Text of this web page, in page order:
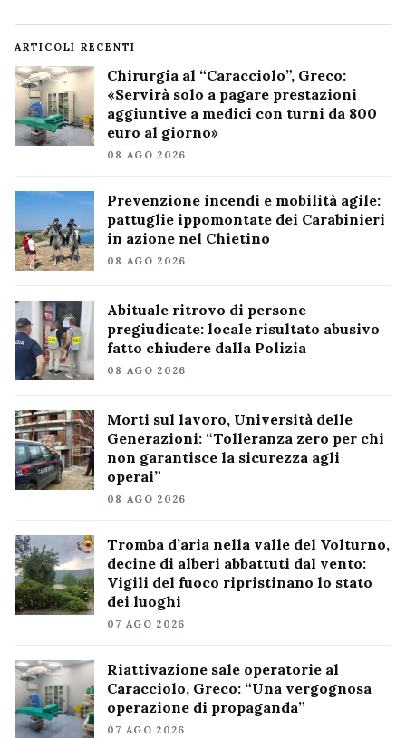
ARTICOLI RECENTI
Chirurgia al “Caracciolo”, Greco:
«Servirà solo a pagare prestazioni
aggiuntive a medici con turni da 800
euro al giorno»
08 AGO 2026
Prevenzione incendi e mobilità agile:
pattuglie ippomontate dei Carabinieri
in azione nel Chietino
08 AGO 2026
Abituale ritrovo di persone
pregiudicate: locale risultato abusivo
fatto chiudere dalla Polizia
08 AGO 2026
Morti sul lavoro, Università delle
Generazioni: “Tolleranza zero per chi
non garantisce la sicurezza agli
operai”
08 AGO 2026
Tromba d’aria nella valle del Volturno,
decine di alberi abbattuti dal vento:
Vigili del fuoco ripristinano lo stato
dei luoghi
07 AGO 2026
Riattivazione sale operatorie al
Caracciolo, Greco: “Una vergognosa
operazione di propaganda”
07 AGO 2026